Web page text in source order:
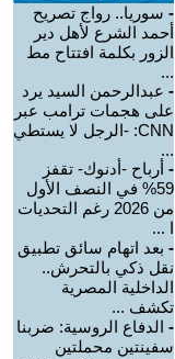
- سوريا.. رواج تصريح
أحمد الشرع لأهل دير
الزور بكلمة افتتاح مط
...
- عبدالرحمن السيد يرد
على هجمات ترامب عبر
CNN: -الرجل لا يستطي
...
- أرباح -أدنوك- تقفز
59% في النصف الأول
من 2026 رغم التحديات
ا ...
- بعد اتهام سائق تطبيق
نقل ذكي بالتحرش..
الداخلية المصرية
تكشف ...
- الدفاع الروسية: ضربنا
سفينتين محملتين